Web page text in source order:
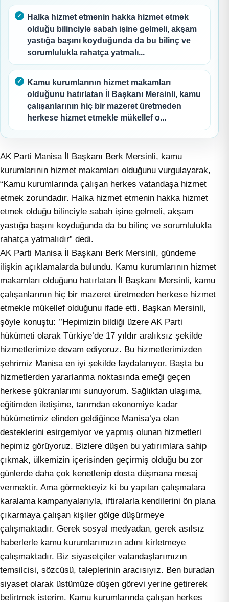
Halka hizmet etmenin hakka hizmet etmek
olduğu bilinciyle sabah işine gelmeli, akşam
yastığa başını koyduğunda da bu bilinç ve
sorumlulukla rahatça yatmalı...
Kamu kurumlarının hizmet makamları
olduğunu hatırlatan İl Başkanı Mersinli, kamu
çalışanlarının hiç bir mazeret üretmeden
herkese hizmet etmekle mükellef o...
AK Parti Manisa İl Başkanı Berk Mersinli, kamu
kurumlarının hizmet makamları olduğunu vurgulayarak,
“Kamu kurumlarında çalışan herkes vatandaşa hizmet
etmek zorundadır. Halka hizmet etmenin hakka hizmet
etmek olduğu bilinciyle sabah işine gelmeli, akşam
yastığa başını koyduğunda da bu bilinç ve sorumlulukla
rahatça yatmalıdır” dedi.
AK Parti Manisa İl Başkanı Berk Mersinli, gündeme
ilişkin açıklamalarda bulundu. Kamu kurumlarının hizmet
makamları olduğunu hatırlatan İl Başkanı Mersinli, kamu
çalışanlarının hiç bir mazeret üretmeden herkese hizmet
etmekle mükellef olduğunu ifade etti. Başkan Mersinli,
şöyle konuştu: ’’Hepimizin bildiği üzere AK Parti
hükümeti olarak Türkiye’de 17 yıldır aralıksız şekilde
hizmetlerimize devam ediyoruz. Bu hizmetlerimizden
şehrimiz Manisa en iyi şekilde faydalanıyor. Başta bu
hizmetlerden yararlanma noktasında emeği geçen
herkese şükranlarımı sunuyorum. Sağlıktan ulaşıma,
eğitimden iletişime, tarımdan ekonomiye kadar
hükümetimiz elinden geldiğince Manisa’ya olan
desteklerini esirgemiyor ve yapmış olunan hizmetleri
hepimiz görüyoruz. Bizlere düşen bu yatırımlara sahip
çıkmak, ülkemizin içerisinden geçirmiş olduğu bu zor
günlerde daha çok kenetlenip dosta düşmana mesaj
vermektir. Ama görmekteyiz ki bu yapılan çalışmalara
karalama kampanyalarıyla, iftiralarla kendilerini ön plana
çıkarmaya çalışan kişiler gölge düşürmeye
çalışmaktadır. Gerek sosyal medyadan, gerek asılsız
haberlerle kamu kurumlarımızın adını kirletmeye
çalışmaktadır. Biz siyasetçiler vatandaşlarımızın
temsilcisi, sözcüsü, taleplerinin aracısıyız. Ben buradan
siyaset olarak üstümüze düşen görevi yerine getirerek
belirtmek isterim. Kamu kurumlarında çalışan herkes